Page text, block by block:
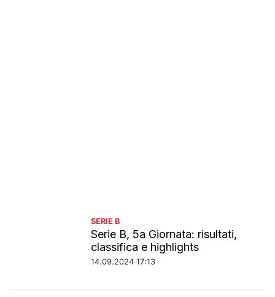
SERIE B
Serie B, 5a Giornata: risultati,
classifica e highlights
14.09.2024 17:13